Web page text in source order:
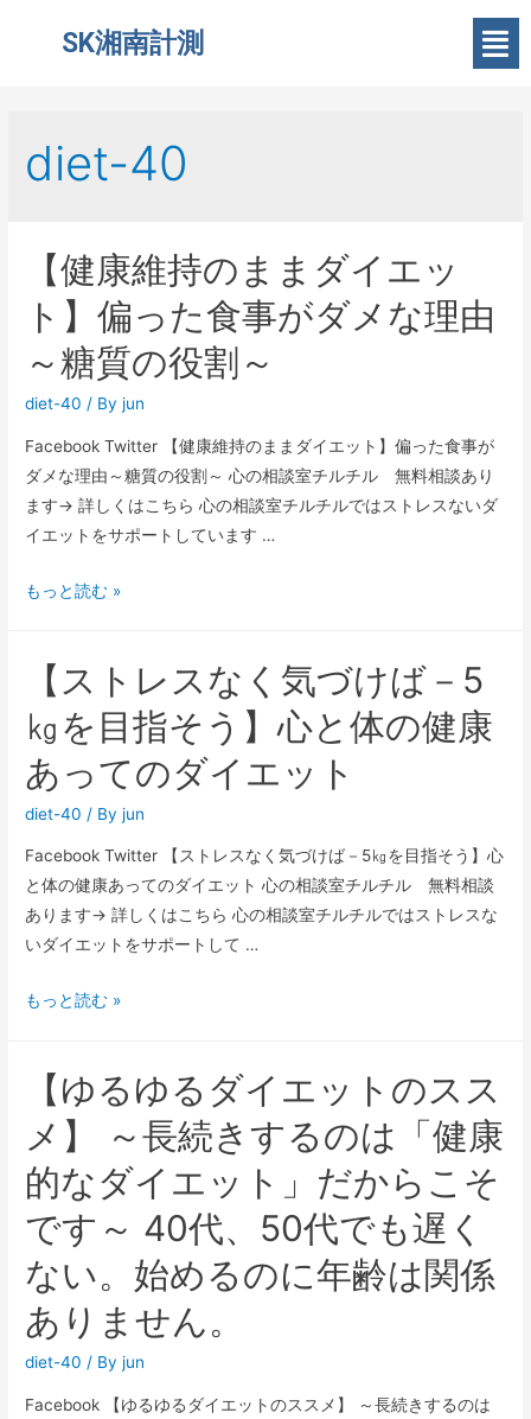
SK湘南計測
diet-40
【健康維持のままダイエッ
ト】偏った食事がダメな理由
～糖質の役割～
diet-40 / Byjun
Facebook Twitter 【健康維持のままダイエット】偏った食事が
ダメな理由～糖質の役割～ 心の相談室チルチル 無料相談あり
ます→ 詳しくはこちら 心の相談室チルチルではストレスないダ
イエットをサポートしています …
もっと読む »
【ストレスなく気づけば－5
㎏を目指そう】心と体の健康
あってのダイエット
diet-40 / Byjun
Facebook Twitter 【ストレスなく気づけば－5㎏を目指そう】心
と体の健康あってのダイエット 心の相談室チルチル 無料相談
あります→ 詳しくはこちら 心の相談室チルチルではストレスな
いダイエットをサポートして …
もっと読む »
【ゆるゆるダイエットのスス
メ】 ～長続きするのは「健康
的なダイエット」だからこそ
です～ 40代、50代でも遅く
ない。始めるのに年齢は関係
ありません。
diet-40 / Byjun
Facebook 【ゆるゆるダイエットのススメ】 ～長続きするのは